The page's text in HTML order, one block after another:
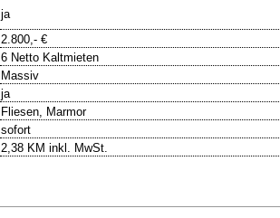
ja
2.800,- €
6 Netto Kaltmieten
Massiv
ja
Fliesen, Marmor
sofort
2,38 KM inkl. MwSt.